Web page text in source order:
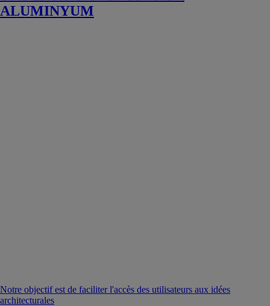
ALUMINYUM
Notre objectif est de faciliter l'accès des utilisateurs aux idées
architecturales